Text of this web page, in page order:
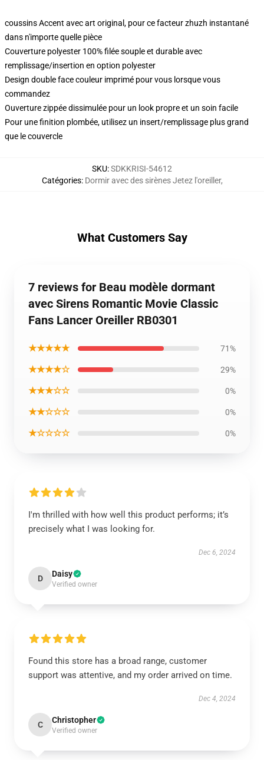
coussins Accent avec art original, pour ce facteur zhuzh instantané
dans n'importe quelle pièce
Couverture polyester 100% filée souple et durable avec
remplissage/insertion en option polyester
Design double face couleur imprimé pour vous lorsque vous
commandez
Ouverture zippée dissimulée pour un look propre et un soin facile
Pour une finition plombée, utilisez un insert/remplissage plus grand
que le couvercle
SKU:SDKKRISI-54612
Catégories: Dormir avec des sirènes Jetez l'oreiller,
What Customers Say
7 reviews for Beau modèle dormant
avec Sirens Romantic Movie Classic
Fans Lancer Oreiller RB0301
★★★★★ 71%
★★★★☆ 29%
★★★☆☆ 0%
★★☆☆☆ 0%
★☆☆☆☆ 0%
I'm thrilled with how well this product performs; it’s
precisely what I was looking for.
Dec 6, 2024
D Daisy
Verified owner
Found this store has a broad range, customer
support was attentive, and my order arrived on time.
Dec 4, 2024
C Christopher
Verified owner